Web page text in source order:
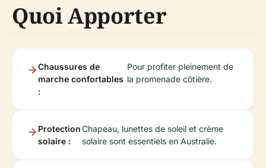
Quoi Apporter
Chaussures de
marche confortables
:
Pour profiter pleinement de
la promenade côtière.
Protection
solaire :
Chapeau, lunettes de soleil et crème
solaire sont essentiels en Australie.